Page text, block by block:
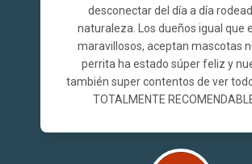
desconectar del día a día
naturaleza. Los dueños igual que
maravillosos, aceptan mascotas
perrita ha estado súper feliz y
también super contentos de ver
TOTALMENTE